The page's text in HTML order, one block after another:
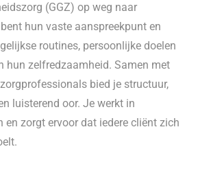
(GGZ) op weg naar
hun vaste aanspreekpunt en
routines, persoonlijke doelen
hun zelfredzaamheid. Samen met
zorgprofessionals bied je structuur,
luisterend oor. Je werkt in
en zorgt ervoor dat iedere cliënt zich